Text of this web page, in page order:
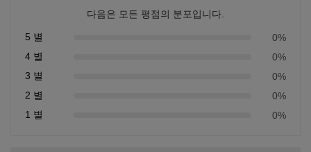
다음은 모든 평점의 분포입니다.
5 별
0%
4 별
0%
3 별
0%
2 별
0%
1 별
0%